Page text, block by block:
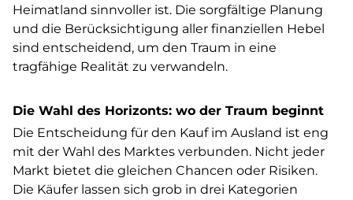
Heimatland sinnvoller ist. Die sorgfältige Planung
und die Berücksichtigung aller finanziellen Hebel
sind entscheidend, um den Traum in eine
tragfähige Realität zu verwandeln.
Die Wahl des Horizonts: wo der Traum beginnt
Die Entscheidung für den Kauf im Ausland ist eng
mit der Wahl des Marktes verbunden. Nicht jeder
Markt bietet die gleichen Chancen oder Risiken.
Die Käufer lassen sich grob in drei Kategorien